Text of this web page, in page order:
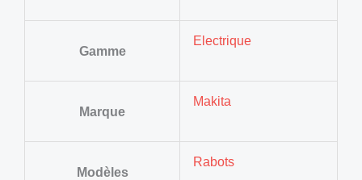
Gamme
Electrique
Marque
Makita
Modèles
Rabots